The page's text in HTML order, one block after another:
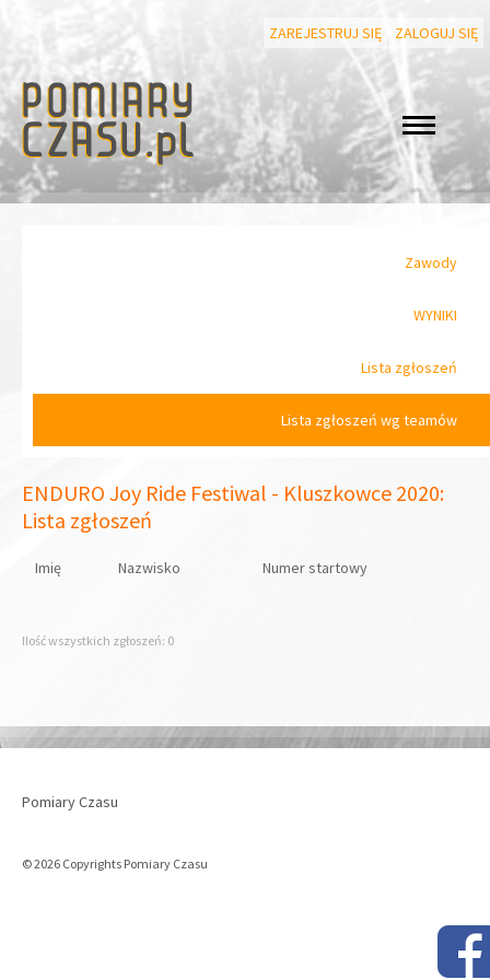
ZAREJESTRUJ SIĘ ZALOGUJ SIĘ
Zawody
WYNIKI
Lista zgłoszeń
Lista zgłoszeń wg teamów
ENDURO Joy Ride Festiwal - Kluszkowce 2020:
Lista zgłoszeń
Imię Nazwisko Numer startowy
Ilość wszystkich zgłoszeń: 0
Pomiary Czasu
© 2026 Copyrights Pomiary Czasu